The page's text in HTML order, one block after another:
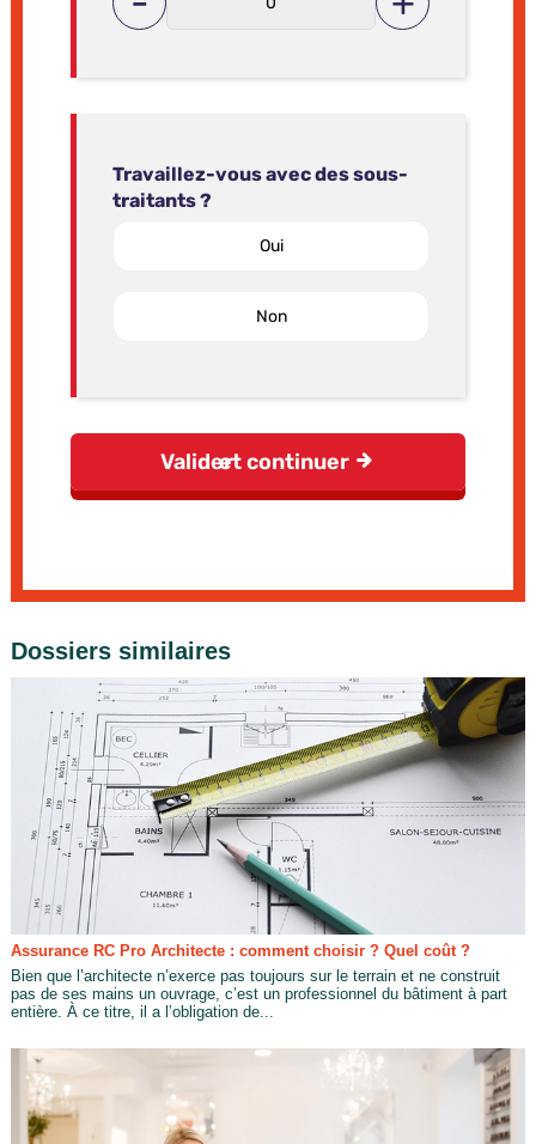
Dossiers similaires
Assurance RC Pro Architecte : comment choisir ? Quel coût ?
Bien que l’architecte n’exerce pas toujours sur le terrain et ne construit
pas de ses mains un ouvrage, c’est un professionnel du bâtiment à part
entière. À ce titre, il a l’obligation de...